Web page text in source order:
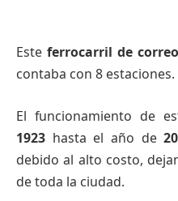
Este ferrocarril de
contaba con 8 estaciones.
El funcionamiento de
1923 hasta el año de
debido al alto costo,
de toda la ciudad.